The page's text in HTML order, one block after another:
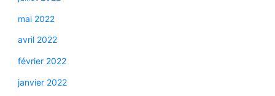
mai 2022
avril 2022
février 2022
janvier 2022